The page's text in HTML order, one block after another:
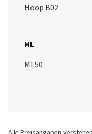
Hoop B02
ML
ML50